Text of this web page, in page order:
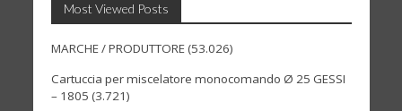
Most Viewed Posts
MARCHE / PRODUTTORE(53.026)
Cartuccia per miscelatore monocomando Ø 25 GESSI
– 1805 (3.721)